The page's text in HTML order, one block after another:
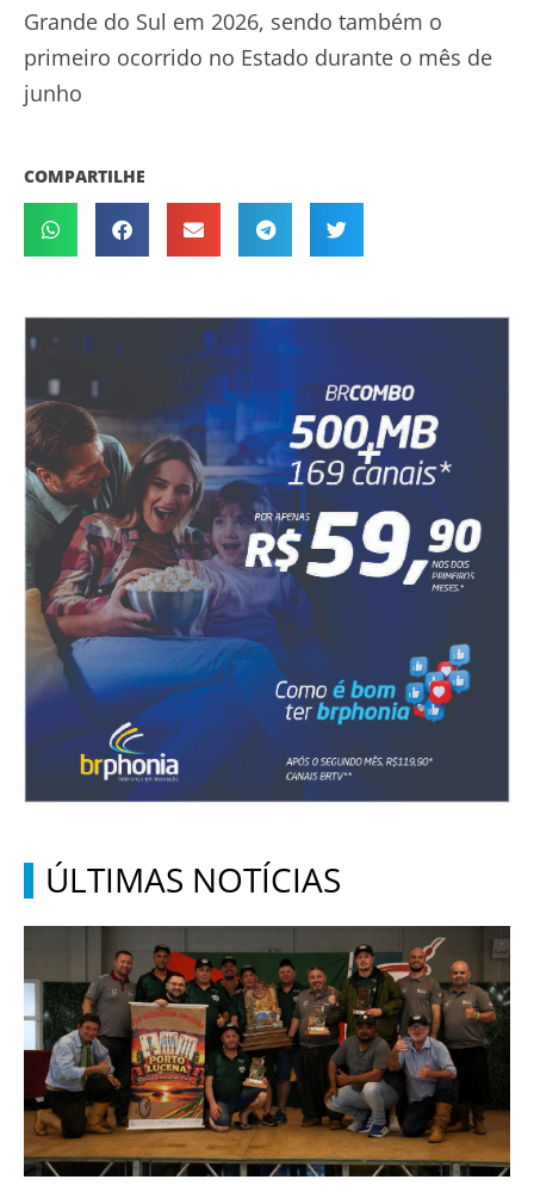
Grande do Sul em 2026, sendo também o
primeiro ocorrido no Estado durante o mês de
junho
COMPARTILHE
ÚLTIMAS NOTÍCIAS